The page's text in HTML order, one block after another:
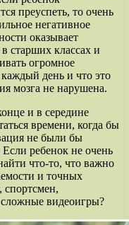
преуспеть, то очень
негативное
оказывает
старших классах и
огромное
день и что это
мозга не нарушена.
и в середине
времени, когда бы
не были бы
ребенок не очень
что-то, что важно
и точных
видеоигры?